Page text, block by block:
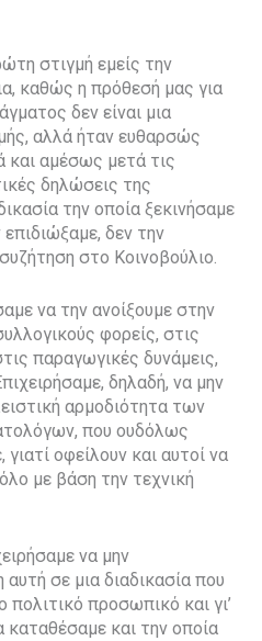
στιγμή εμείς την
καθώς η πρόθεσή μας για
δεν είναι μια
αλλά ήταν ευθαρσώς
και αμέσως μετά τις
δηλώσεις της
την οποία ξεκινήσαμε
δεν την
στο Κοινοβούλιο.
να την ανοίξουμε στην
φορείς, στις
παραγωγικές δυνάμεις,
δηλαδή, να μην
αρμοδιότητα των
που ουδόλως
οφείλουν και αυτοί να
με βάση την τεχνική
να μην
σε μια διαδικασία που
προσωπικό και γι’
και την οποία